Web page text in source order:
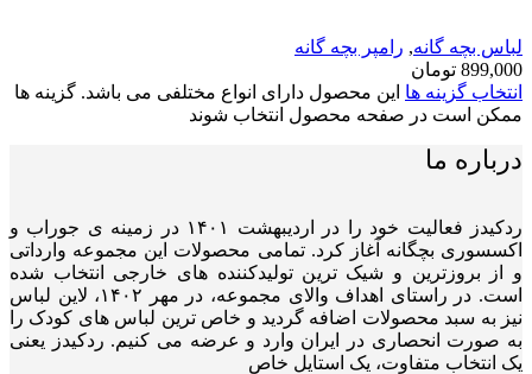
لباس بچه گانه, رامپر بچه گانه
899,000 تومان
انتخاب گزینه ها این محصول دارای انواع مختلفی می باشد. گزینه ها
ممکن است در صفحه محصول انتخاب شوند
درباره ما
ردکیدز فعالیت خود را در اردیبهشت ۱۴۰۱ در زمینه ی جوراب و
اکسسوری بچگانه آغاز کرد. تمامی محصولات این مجموعه وارداتی
و از بروزترین و شیک ترین تولیدکننده های خارجی انتخاب شده
است. در راستای اهداف والای مجموعه، در مهر ۱۴۰۲، لاین لباس
نیز به سبد محصولات اضافه گردید و خاص ترین لباس های کودک را
به صورت انحصاری در ایران وارد و عرضه می کنیم. ردکیدز یعنی
یک انتخاب متفاوت، یک استایل خاص